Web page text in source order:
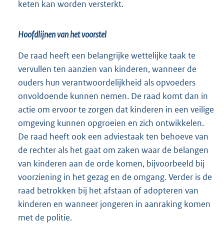
keten kan worden versterkt.
Hoofdlijnen van het voorstel
De raad heeft een belangrijke wettelijke taak te
vervullen ten aanzien van kinderen, wanneer de
ouders hun verantwoordelijkheid als opvoeders
onvoldoende kunnen nemen. De raad komt dan in
actie om ervoor te zorgen dat kinderen in een veilige
omgeving kunnen opgroeien en zich ontwikkelen.
De raad heeft ook een adviestaak ten behoeve van
de rechter als het gaat om zaken waar de belangen
van kinderen aan de orde komen, bijvoorbeeld bij
voorziening in het gezag en de omgang. Verder is de
raad betrokken bij het afstaan of adopteren van
kinderen en wanneer jongeren in aanraking komen
met de politie.